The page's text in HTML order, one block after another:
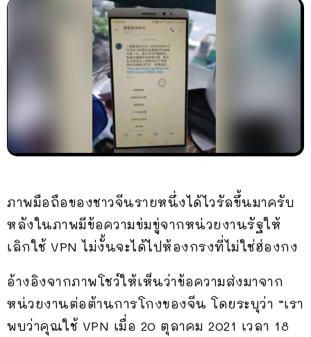
ภาพมือถือของชาวจีนรายหนึ่งได้ไวรัลขึ้นมาครับ
หลังในภาพมีข้อความข่มขู่จากหน่วยงานรัฐให้
เลิกใช้ VPN ไม่งั้นจะได้ไปห้องกรงที่ไม่ใช่ฮ่องกง
อ้างอิงจากภาพโชว์ให้เห็นว่าข้อความส่งมาจาก
หน่วยงานต่อต้านการโกงของจีน โดยระบุว่า “เรา
พบว่าคุณใช้ VPN เมื่อ 20 ตุลาคม 2021 เวลา 18